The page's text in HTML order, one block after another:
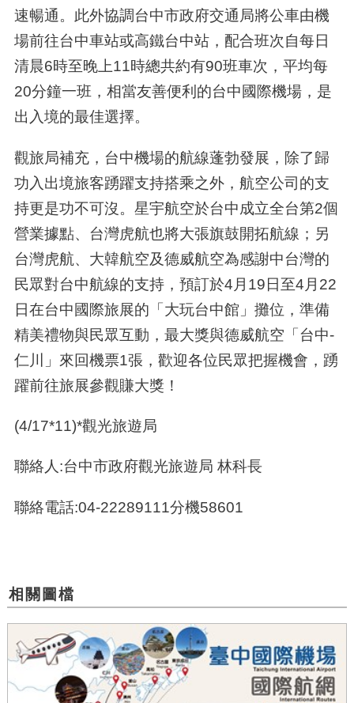
速暢通。此外協調台中市政府交通局將公車由機
場前往台中車站或高鐵台中站，配合班次自每日
清晨6時至晚上11時總共約有90班車次，平均每
20分鐘一班，相當友善便利的台中國際機場，是
出入境的最佳選擇。
觀旅局補充，台中機場的航線蓬勃發展，除了歸
功入出境旅客踴躍支持搭乘之外，航空公司的支
持更是功不可沒。星宇航空於台中成立全台第2個
營業據點、台灣虎航也將大張旗鼓開拓航線；另
台灣虎航、大韓航空及德威航空為感謝中台灣的
民眾對台中航線的支持，預訂於4月19日至4月22
日在台中國際旅展的「大玩台中館」攤位，準備
精美禮物與民眾互動，最大獎與德威航空「台中-
仁川」來回機票1張，歡迎各位民眾把握機會，踴
躍前往旅展參觀賺大獎！
(4/17*11)*觀光旅遊局
聯絡人:台中市政府觀光旅遊局 林科長
聯絡電話:04-22289111分機58601
相關圖檔